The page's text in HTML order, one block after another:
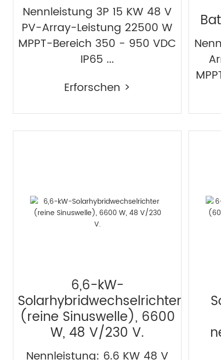
Nennleistung 3P 15 KW 48 V
PV-Array-Leistung 22500 W
MPPT-Bereich 350 - 950 VDC
IP65 ...
Erforschen >
6,6-kW-
Solarhybridwechselrichter
(reine Sinuswelle), 6600
W, 48 V/230 V.
Nennleistung: 6.6 KW 48 V